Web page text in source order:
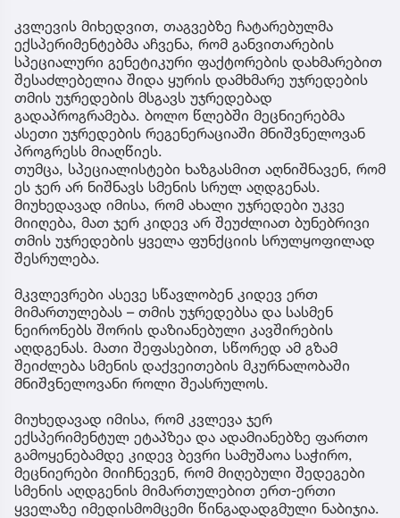
კვლევის მიხედვით, თაგვებზე ჩატარებულმა
ექსპერიმენტებმა აჩვენა, რომ განვითარების
სპეციალური გენეტიკური ფაქტორების დახმარებით
შესაძლებელია შიდა ყურის დამხმარე უჯრედების
თმის უჯრედების მსგავს უჯრედებად
გადაპროგრამება. ბოლო წლებში მეცნიერებმა
ასეთი უჯრედების რეგენერაციაში მნიშვნელოვან
პროგრესს მიაღწიეს.
თუმცა, სპეციალისტები ხაზგასმით აღნიშნავენ, რომ
ეს ჯერ არ ნიშნავს სმენის სრულ აღდგენას.
მიუხედავად იმისა, რომ ახალი უჯრედები უკვე
მიიღება, მათ ჯერ კიდევ არ შეუძლიათ ბუნებრივი
თმის უჯრედების ყველა ფუნქციის სრულყოფილად
შესრულება.
მკვლევრები ასევე სწავლობენ კიდევ ერთ
მიმართულებას – თმის უჯრედებსა და სასმენ
ნეირონებს შორის დაზიანებული კავშირების
აღდგენას. მათი შეფასებით, სწორედ ამ გზამ
შეიძლება სმენის დაქვეითების მკურნალობაში
მნიშვნელოვანი როლი შეასრულოს.
მიუხედავად იმისა, რომ კვლევა ჯერ
ექსპერიმენტულ ეტაპზეა და ადამიანებზე ფართო
გამოყენებამდე კიდევ ბევრი სამუშაოა საჭირო,
მეცნიერები მიიჩნევენ, რომ მიღებული შედეგები
სმენის აღდგენის მიმართულებით ერთ-ერთი
ყველაზე იმედისმომცემი წინგადადგმული ნაბიჯია.